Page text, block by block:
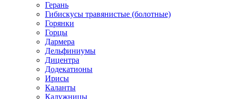
Герань
Гибискусы травянистые (болотные)
Горянки
Горцы
Дармера
Дельфиниумы
Дицентра
Додекатионы
Ирисы
Каланты
Калужницы